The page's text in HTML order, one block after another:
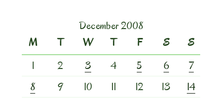
December 2008
M
T W T F S
S
1
2 3 4 5 6
7
8
9 10 11 12 13
14